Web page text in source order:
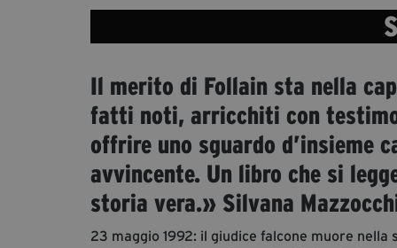
Il merito di Follain sta nella
fatti noti, arricchiti con
offrire uno sguardo d’insieme
avvincente. Un libro che si
storia vera.» Silvana
23 maggio 1992: il giudice falcone muore